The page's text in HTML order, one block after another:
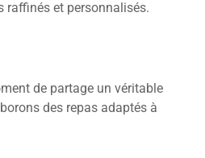
raffinés et personnalisés.
de partage un véritable
des repas adaptés à